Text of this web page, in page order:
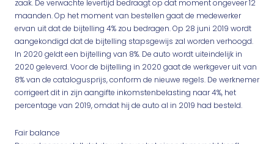
zaak. De verwachte levertijd bedraagt op dat moment ongeveer 12
maanden. Op het moment van bestellen gaat de medewerker
ervan uit dat de bijtelling 4% zou bedragen. Op 28 juni 2019 wordt
aangekondigd dat de bijtelling stapsgewijs zal worden verhoogd.
In 2020 geldt een bijtelling van 8%. De auto wordt uiteindelijk in
2020 geleverd. Voor de bijtelling in 2020 gaat de werkgever uit van
8% van de catalogusprijs, conform de nieuwe regels. De werknemer
corrigeert dit in zijn aangifte inkomstenbelasting naar 4%, het
percentage van 2019, omdat hij de auto al in 2019 had besteld.
Fair balance